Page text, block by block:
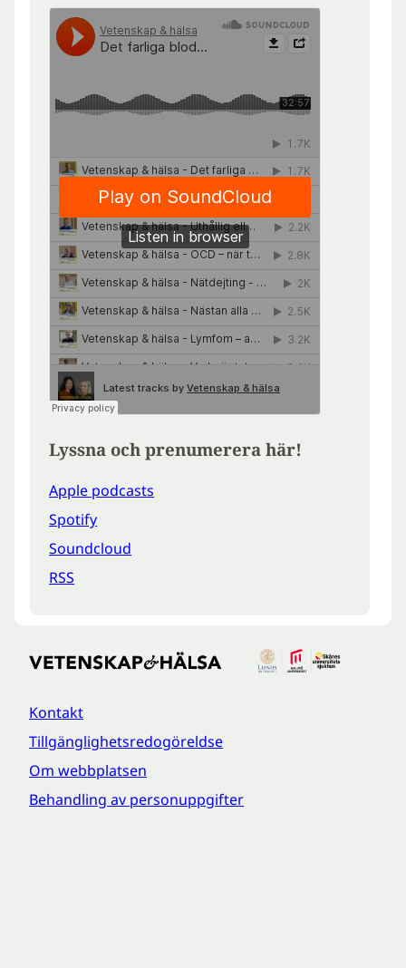
Lyssna och prenumerera här!
Apple podcasts
Spotify
Soundcloud
RSS
Kontakt
Tillgänglighetsredogöreldse
Om webbplatsen
Behandling av personuppgifter